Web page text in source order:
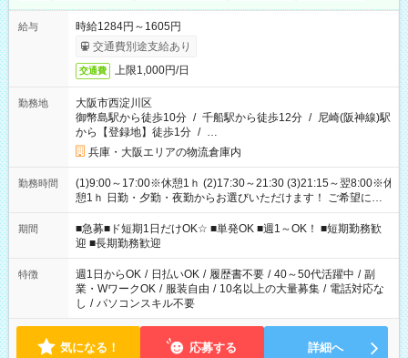
給与
時給1284円～1605円
交通費別途支給あり
交通費 上限1,000円/日
勤務地
大阪市西淀川区
御幣島駅から徒歩10分 / 千船駅から徒歩12分 / 尼崎(阪神線)駅
から【登録地】徒歩1分 / …
兵庫・大阪エリアの物流倉庫内
勤務時間
(1)9:00～17:00※休憩1ｈ (2)17:30～21:30 (3)21:15～翌8:00※休
憩1ｈ 日勤・夕勤・夜勤からお選びいただけます！ ご希望に合
わせて働けるお仕事です(*^^*) 【その他選べる勤務時間】 8-17
時/9-17時/9-18時/10-18時/11-21時/18-22時/20-翌4時/21-翌5
時/22-翌6時/0-翌8時 ご自身のご都合で選んで頂ける完全自由シ
フト！
期間
■急募■ド短期1日だけOK☆ ■単発OK ■週1～OK！ ■短期勤務歓
迎 ■長期勤務歓迎
特徴 週1日からOK / 日払いOK / 履歴書不要 / 40～50代活躍中 / 副
業・WワークOK / 服装自由 / 10名以上の大量募集 / 電話対応な
し / パソコンスキル不要
気になる！ 応募する 詳細へ